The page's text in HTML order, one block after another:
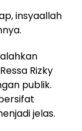
insyaallah
Rizky
publik.
jelas.